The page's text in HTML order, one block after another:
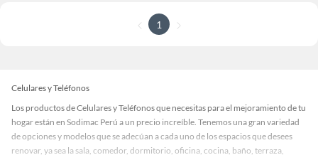
1
Celulares y Teléfonos
Los productos de Celulares y Teléfonos que necesitas para el mejoramiento de tu
hogar están en Sodimac Perú a un precio increíble. Tenemos una gran variedad
de opciones y modelos que se adecúan a cada uno de los espacios que desees
renovar, ya sea la sala, comedor, dormitorio, oficina, cocina, baño, terraza,